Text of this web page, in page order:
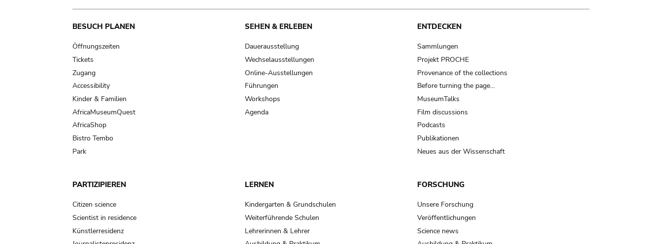
Main
navigation
BESUCH PLANEN
Öffnungszeiten
Tickets
Zugang
Accessibility
Kinder & Familien
AfricaMuseumQuest
AfricaShop
Bistro Tembo
Park
SEHEN & ERLEBEN
Dauerausstellung
Wechselausstellungen
Online-Ausstellungen
Führungen
Workshops
Agenda
ENTDECKEN
Sammlungen
Projekt PROCHE
Provenance of the collections
Before turning the page…
MuseumTalks
Film discussions
Podcasts
Publikationen
Neues aus der Wissenschaft
PARTIZIPIEREN
Citizen science
Scientist in residence
Künstlerresidenz
LERNEN
Kindergarten & Grundschulen
Weiterführende Schulen
Lehrerinnen & Lehrer
FORSCHUNG
Unsere Forschung
Veröffentlichungen
Science news